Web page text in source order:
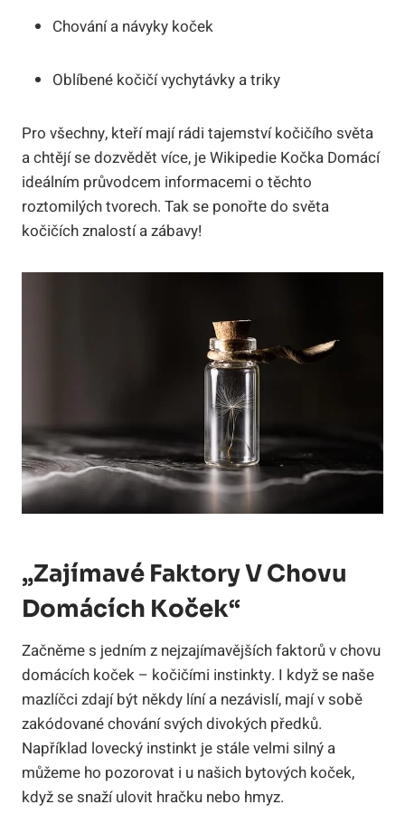
Chování a návyky koček
Oblíbené kočičí vychytávky a triky
Pro všechny, kteří mají rádi tajemství kočičího světa
a chtějí se dozvědět více, je Wikipedie Kočka Domácí
ideálním průvodcem informacemi o těchto
roztomilých tvorech. Tak se ponořte do světa
kočičích znalostí a zábavy!
„Zajímavé Faktory V Chovu
Domácích Koček“
Začněme s jedním z nejzajímavějších faktorů v chovu
domácích koček – kočičími instinkty. I když se naše
mazlíčci zdají být někdy líní a nezávislí, mají v sobě
zakódované chování svých divokých předků.
Například lovecký instinkt je stále velmi silný a
můžeme ho pozorovat i u našich bytových koček,
když se snaží ulovit hračku nebo hmyz.